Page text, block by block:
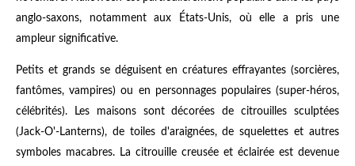
anglo-saxons, notamment aux États-Unis, où elle a pris une
ampleur significative.
Petits et grands se déguisent en créatures effrayantes (sorcières,
fantômes, vampires) ou en personnages populaires (super-héros,
célébrités). Les maisons sont décorées de citrouilles sculptées
(Jack-O'-Lanterns), de toiles d'araignées, de squelettes et autres
symboles macabres. La citrouille creusée et éclairée est devenue